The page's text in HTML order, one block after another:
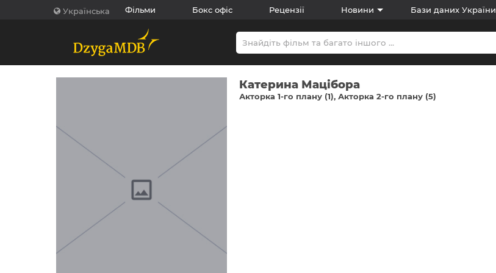
Українська Фільми Бокс офіс Рецензії Новини Бази даних України
Катерина Мацібора
Акторка 1-го плану (1) Акторка 2-го плану (5)